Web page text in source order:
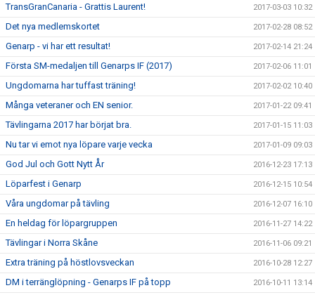
TransGranCanaria - Grattis Laurent! 2017-03-03 10:32
Det nya medlemskortet 2017-02-28 08:52
Genarp - vi har ett resultat! 2017-02-14 21:24
Första SM-medaljen till Genarps IF (2017) 2017-02-06 11:01
Ungdomarna har tuffast träning! 2017-02-02 10:40
Många veteraner och EN senior. 2017-01-22 09:41
Tävlingarna 2017 har börjat bra. 2017-01-15 11:03
Nu tar vi emot nya löpare varje vecka 2017-01-09 09:03
God Jul och Gott Nytt År 2016-12-23 17:13
Löparfest i Genarp 2016-12-15 10:54
Våra ungdomar på tävling 2016-12-07 16:10
En heldag för löpargruppen 2016-11-27 14:22
Tävlingar i Norra Skåne 2016-11-06 09:21
Extra träning på höstlovsveckan 2016-10-28 12:27
DM i terränglöpning - Genarps IF på topp 2016-10-11 13:14